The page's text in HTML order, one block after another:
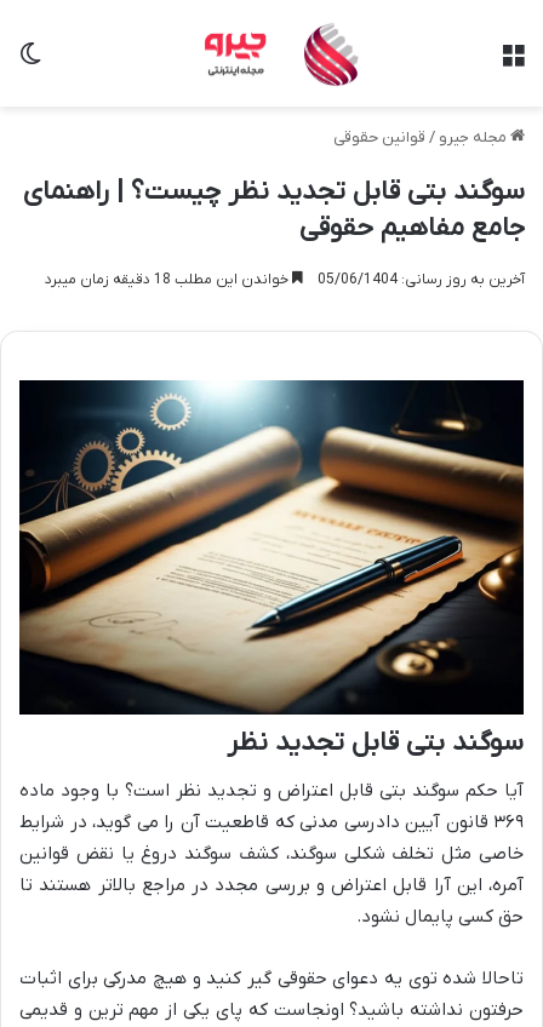
مجله جیرو / قوانین حقوقی
سوگند بتی قابل تجدید نظر چیست؟ | راهنمای
جامع مفاهیم حقوقی
آخرین به روز رسانی: 05/06/1404 خواندن این مطلب 18 دقیقه زمان میبرد
سوگند بتی قابل تجدید نظر
آیا حکم سوگند بتی قابل اعتراض و تجدید نظر است؟ با وجود ماده
۳۶۹ قانون آیین دادرسی مدنی که قاطعیت آن را می گوید، در شرایط
خاصی مثل تخلف شکلی سوگند، کشف سوگند دروغ یا نقض قوانین
آمره، این آرا قابل اعتراض و بررسی مجدد در مراجع بالاتر هستند تا
حق کسی پایمال نشود.
تاحالا شده توی یه دعوای حقوقی گیر کنید و هیچ مدرکی برای اثبات
حرفتون نداشته باشید؟ اونجاست که پای یکی از مهم ترین و قدیمی